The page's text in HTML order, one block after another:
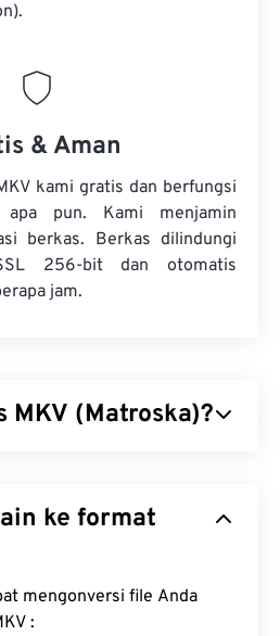
& Aman
kami gratis dan berfungsi
pun. Kami menjamin
berkas. Berkas dilindungi
256-bit dan otomatis
jam.
MKV (Matroska)?
multimedia dalam jumlah
format berkas. Karena
perangkat lunak sumber
dari boneka "
ke format
mengonversi file Anda
ke format MKV :